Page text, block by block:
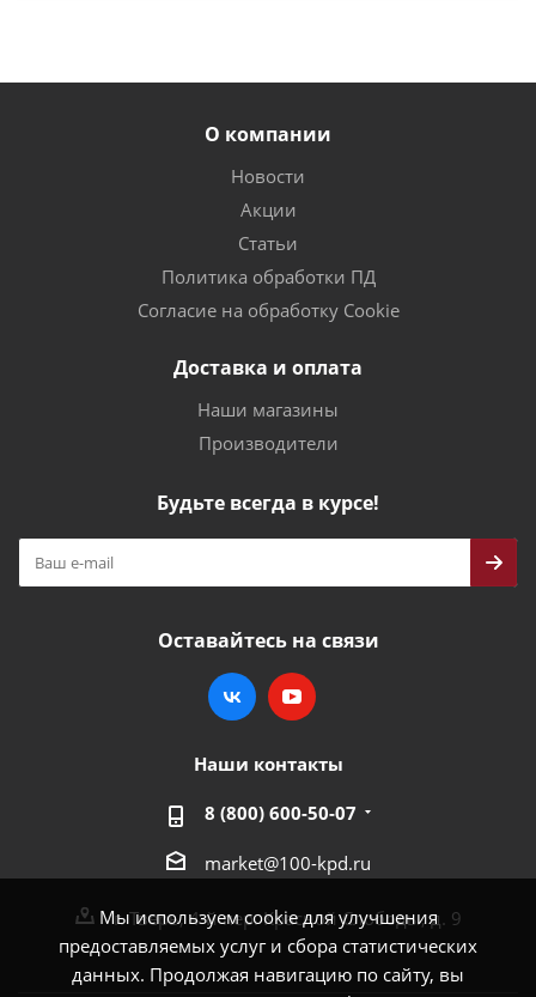
Мы используем cookie для улучшения
предоставляемых услуг и сбора статистических
данных. Продолжая навигацию по сайту, вы
О компании
Новости
Акции
Статьи
Политика обработки ПД
Согласие на обработку Cookie
Доставка и оплата
Наши магазины
Производители
Будьте всегда в курсе!
Оставайтесь на связи
Наши контакты
8 (800) 600-50-07
market@100-kpd.ru
г. Тверь, 4-й пер. Красной Слободы, д. 9